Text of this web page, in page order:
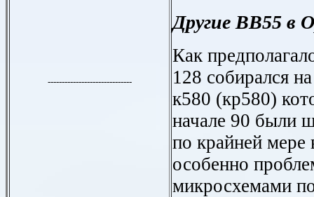
Другие ВВ55 в
Как
128 собирался
к580 (кр580)
начале 90 были
по крайней мере
особенно
микросхемами